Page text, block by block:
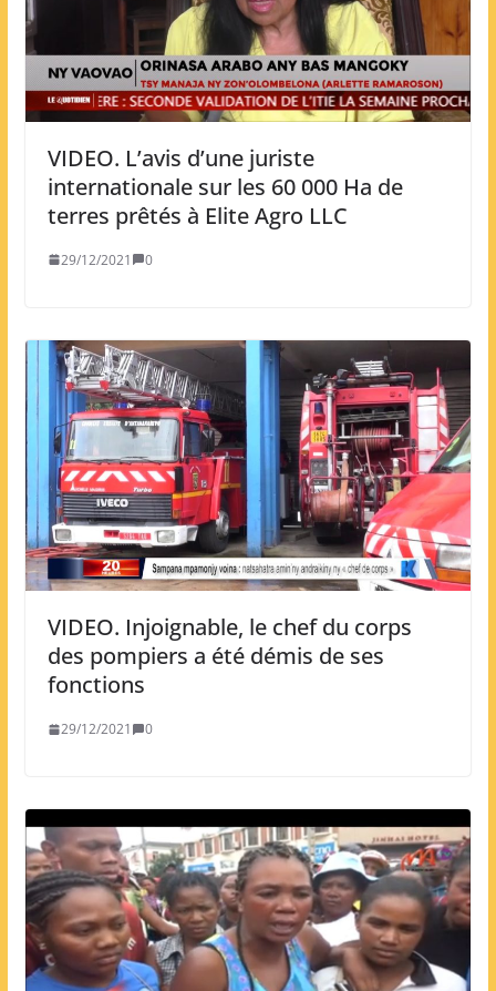
VIDEO. L’avis d’une juriste
internationale sur les 60 000 Ha de
terres prêtés à Elite Agro LLC
29/12/2021 0
VIDEO. Injoignable, le chef du corps
des pompiers a été démis de ses
fonctions
29/12/2021 0